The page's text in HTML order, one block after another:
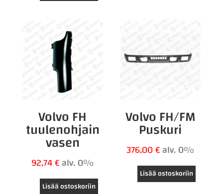
Volvo FH
tuulenohjain
vasen
92,74€alv. 0%
Lisää ostoskoriin
Volvo FH/FM
Puskuri
376,00€alv. 0%
Lisää ostoskoriin